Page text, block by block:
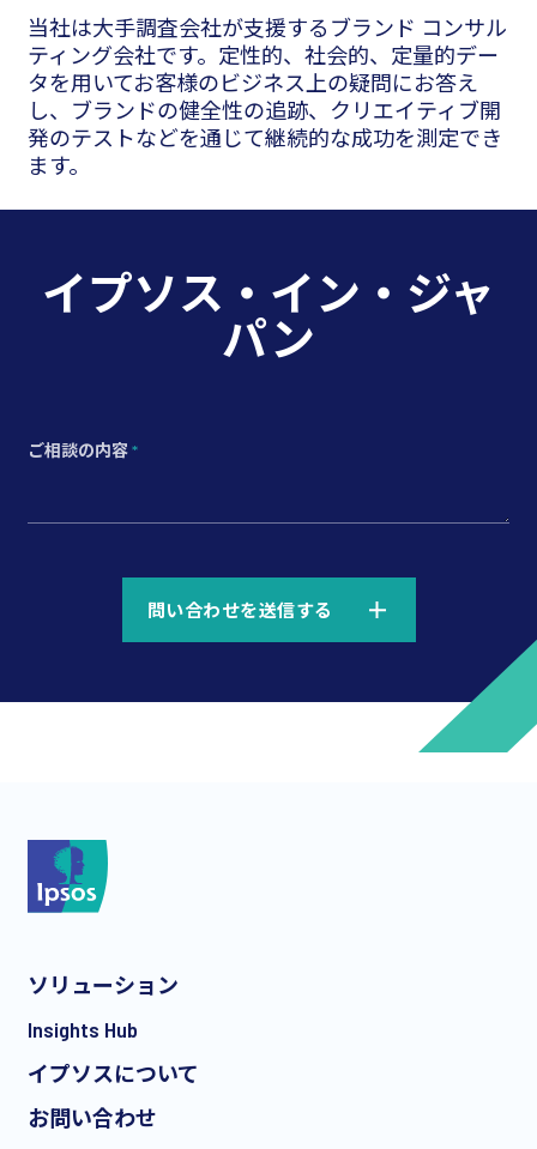
当社は大手調査会社が支援するブランド コンサル
ティング会社です。定性的、社会的、定量的デー
タを用いてお客様のビジネス上の疑問にお答え
し、ブランドの健全性の追跡、クリエイティブ開
発のテストなどを通じて継続的な成功を測定でき
ます。
イプソス・イン・ジャ
パン
ご相談の内容*
*
問い合わせを送信する
ソリューション
Insights Hub
イプソスについて
お問い合わせ